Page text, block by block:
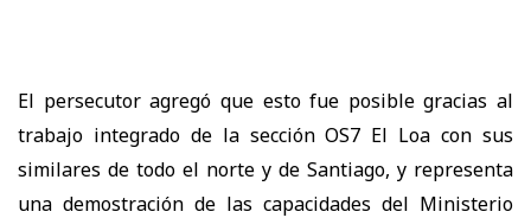
El persecutor agregó que esto fue posible gracias al
trabajo integrado de la sección OS7 El Loa con sus
similares de todo el norte y de Santiago, y representa
una demostración de las capacidades del Ministerio